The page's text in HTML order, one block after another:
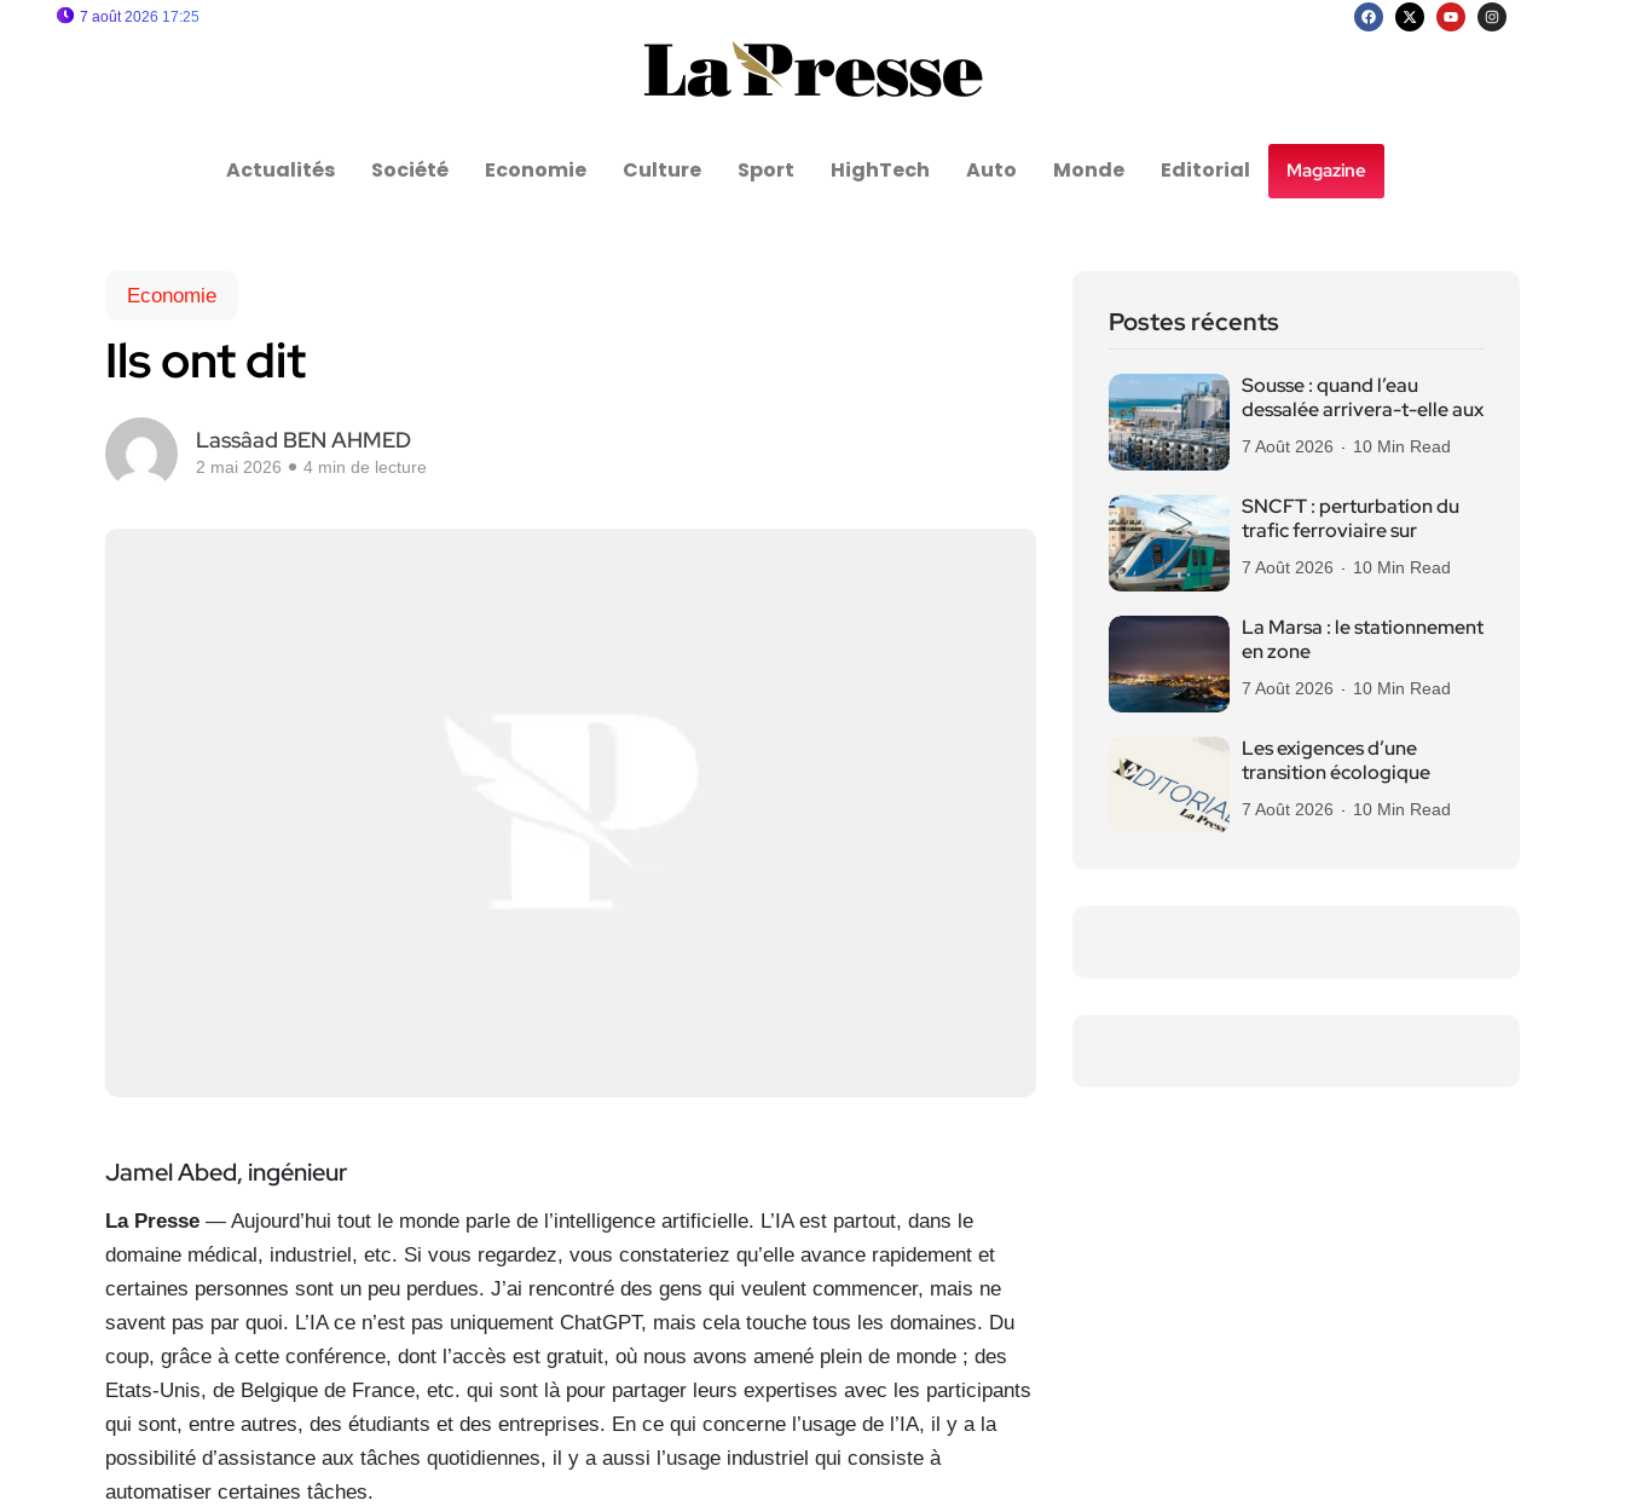
7 août 2026 17:25
Actualités Société Economie Culture Sport HighTech Auto Monde Editorial Magazine
Economie
Ils ont dit
Lassâad BEN AHMED
2 mai 2026 4 min de lecture
Jamel Abed, ingénieur
La Presse — Aujourd’hui tout le monde parle de l’intelligence artificielle. L’IA est partout, dans le
domaine médical, industriel, etc. Si vous regardez, vous constateriez qu’elle avance rapidement et
certaines personnes sont un peu perdues. J’ai rencontré des gens qui veulent commencer, mais ne
savent pas par quoi. L’IA ce n’est pas uniquement ChatGPT, mais cela touche tous les domaines. Du
coup, grâce à cette conférence, dont l’accès est gratuit, où nous avons amené plein de monde ; des
Etats-Unis, de Belgique de France, etc. qui sont là pour partager leurs expertises avec les participants
qui sont, entre autres, des étudiants et des entreprises. En ce qui concerne l’usage de l’IA, il y a la
possibilité d’assistance aux tâches quotidiennes, il y a aussi l’usage industriel qui consiste à
automatiser certaines tâches.
Postes récents
Sousse : quand l’eau
dessalée arrivera-t-elle aux
7 Août 2026 10 Min Read
SNCFT : perturbation du
trafic ferroviaire sur
7 Août 2026 10 Min Read
La Marsa : le stationnement
en zone
7 Août 2026 10 Min Read
Les exigences d’une
transition écologique
7 Août 2026 10 Min Read